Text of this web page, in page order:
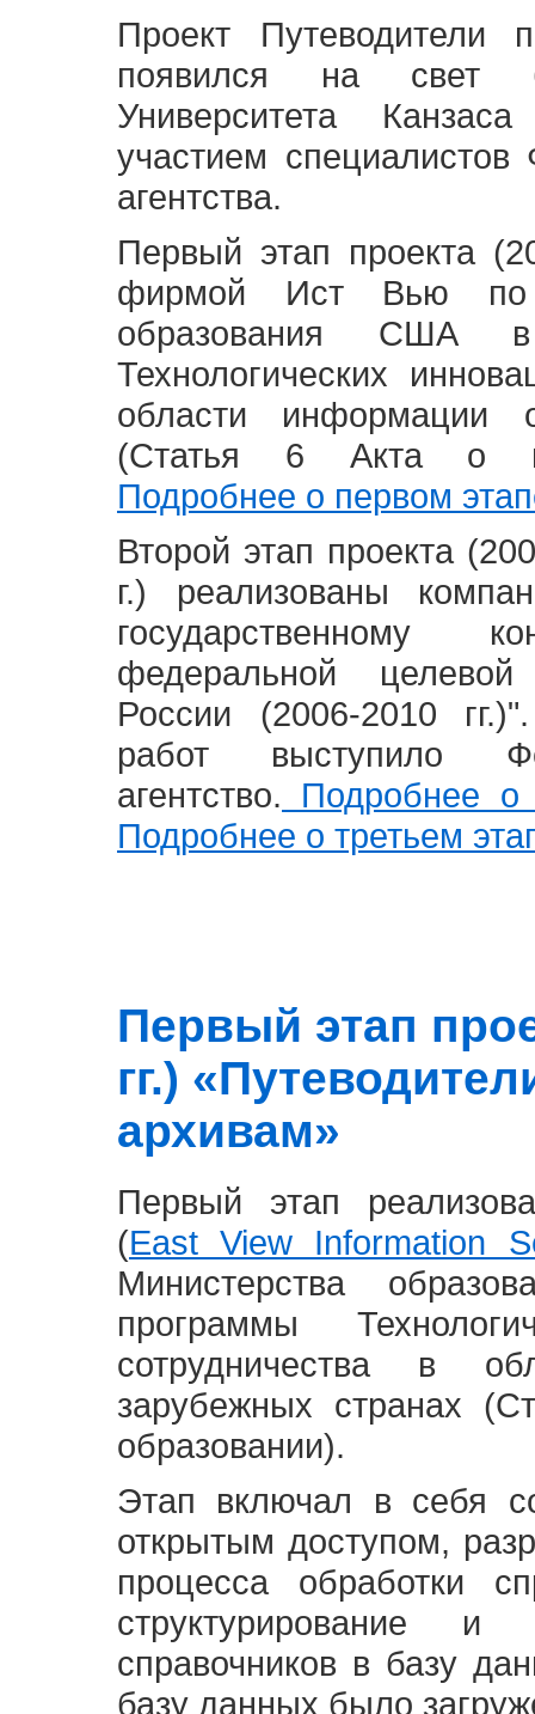
Проект Путеводители
появился на свет
Университета
участием специалистов
агентства.
Первый этап проекта
фирмой Ист Вью по
образования США
Технологических
области информации
(Статья 6 Акта о
Подробнее о первом
Второй этап проекта
г.) реализованы
государственному
федеральной
России (2006-2010
работ выступило
агентство. Подробнее о
Подробнее о третьем
Первый этап
гг.)
архивам»
Первый этап
(East View Information
Министерства
программы
сотрудничества в
зарубежных странах
образовании).
Этап включал в себя
открытым доступом,
процесса обработки
структурирование и
справочников в базу
базу данных было